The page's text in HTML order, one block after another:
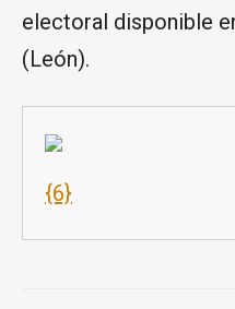
electoral disponible
(León).
{6}